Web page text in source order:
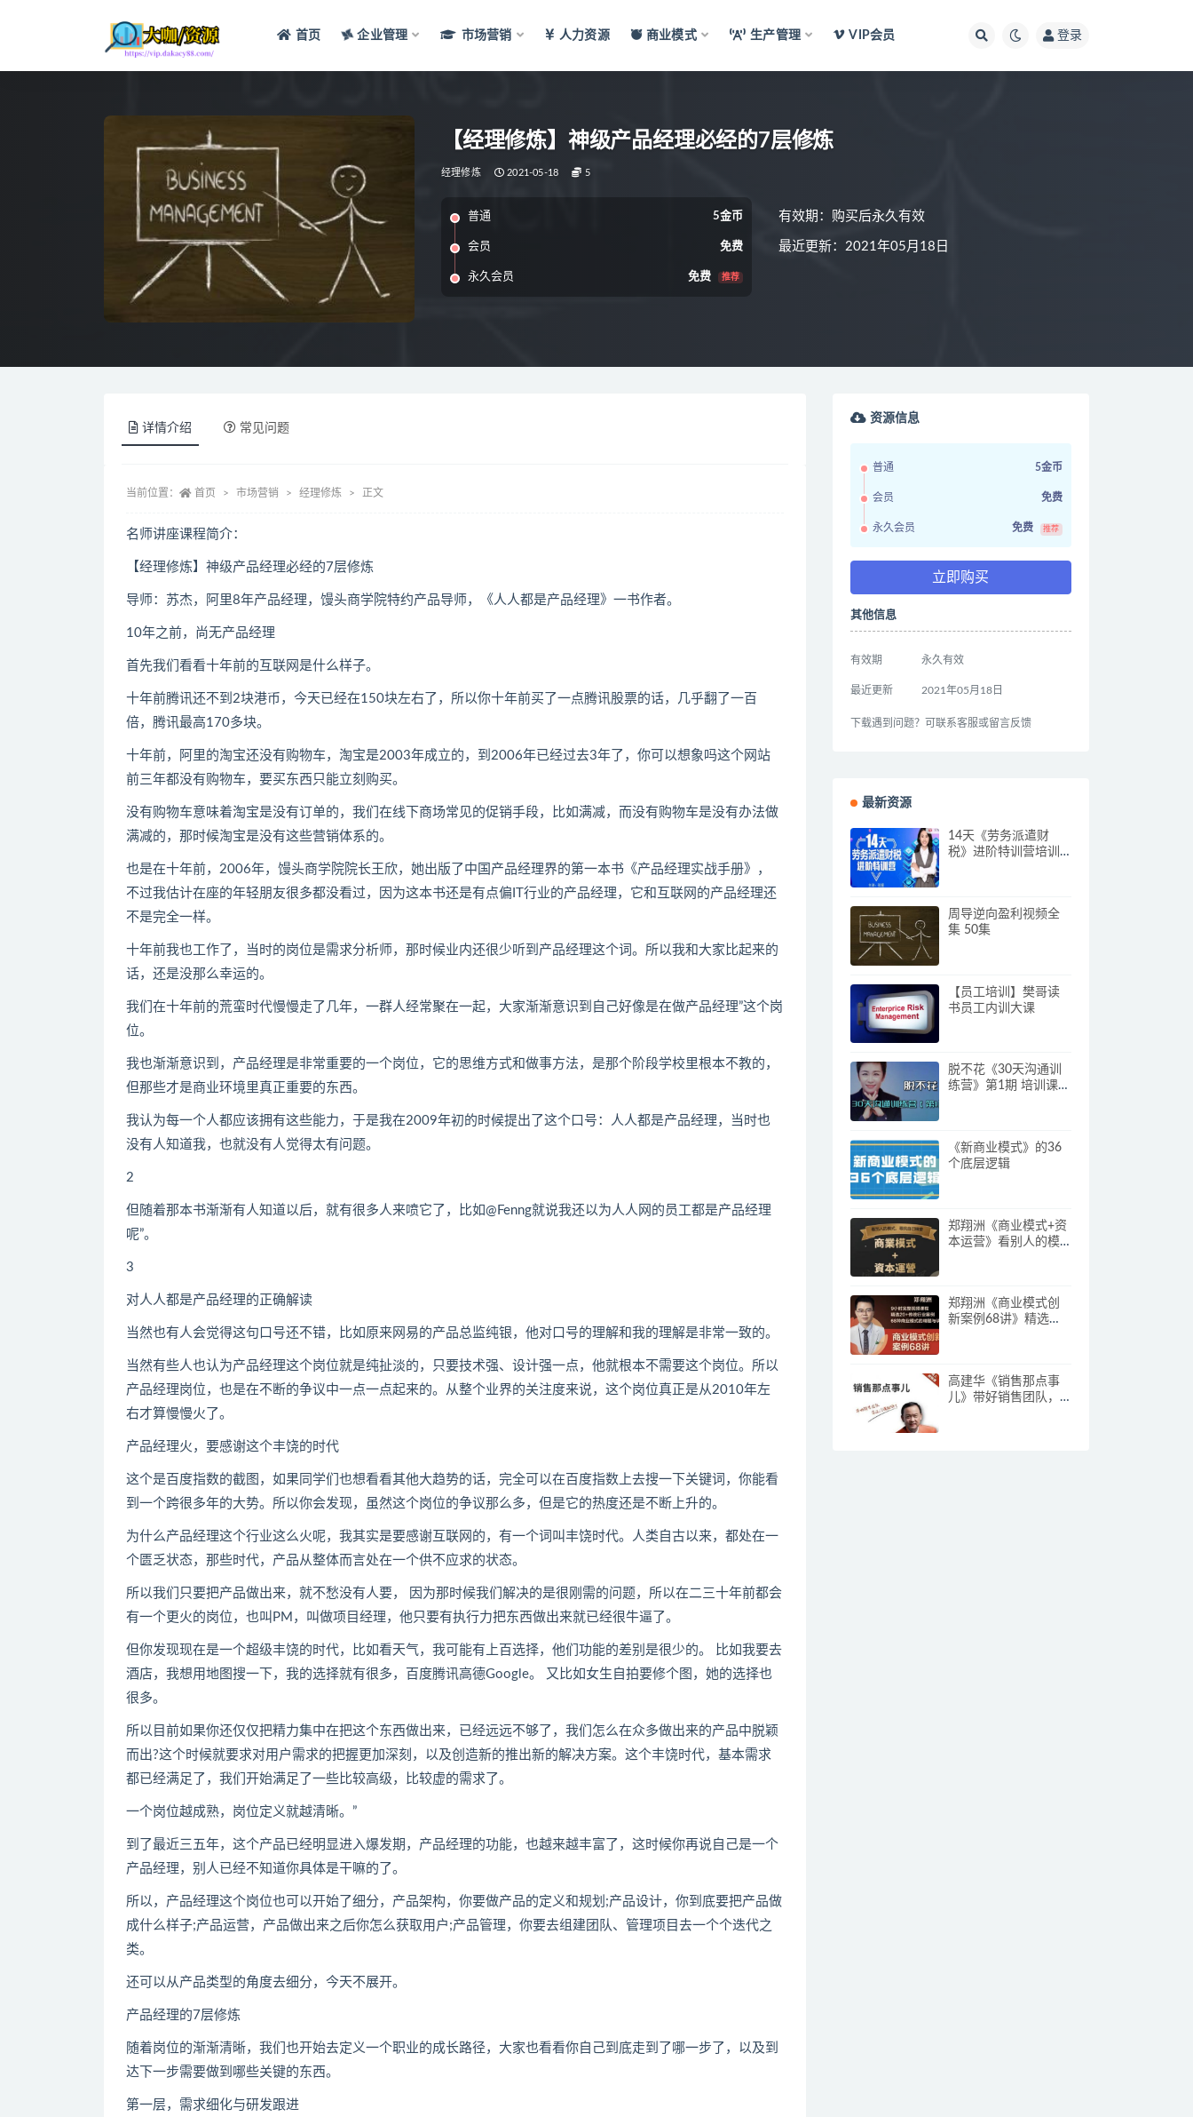
首页 企业管理 市场营销 人力资源 商业模式 生产管理 VIP会员 登录
【经理修炼】神级产品经理必经的7层修炼
经理修炼 2021-05-18 5
普通 5金币
会员 免费
永久会员 免费 推荐
有效期：购买后永久有效
最近更新：2021年05月18日
详情介绍 常见问题
当前位置： 首页 市场营销 经理修炼 正文
名师讲座课程简介：
【经理修炼】神级产品经理必经的7层修炼
导师：苏杰，阿里8年产品经理，馒头商学院特约产品导师，《人人都是产品经理》一书作者。
10年之前，尚无产品经理
首先我们看看十年前的互联网是什么样子。
十年前腾讯还不到2块港币，今天已经在150块左右了，所以你十年前买了一点腾讯股票的话，几乎翻了一百
倍，腾讯最高170多块。
十年前，阿里的淘宝还没有购物车，淘宝是2003年成立的，到2006年已经过去3年了，你可以想象吗这个网站
前三年都没有购物车，要买东西只能立刻购买。
没有购物车意味着淘宝是没有订单的，我们在线下商场常见的促销手段，比如满减，而没有购物车是没有办法做
满减的，那时候淘宝是没有这些营销体系的。
也是在十年前，2006年，馒头商学院院长王欣，她出版了中国产品经理界的第一本书《产品经理实战手册》，
不过我估计在座的年轻朋友很多都没看过，因为这本书还是有点偏IT行业的产品经理，它和互联网的产品经理还
不是完全一样。
十年前我也工作了，当时的岗位是需求分析师，那时候业内还很少听到产品经理这个词。所以我和大家比起来的
话，还是没那么幸运的。
我们在十年前的荒蛮时代慢慢走了几年，一群人经常聚在一起，大家渐渐意识到自己好像是在做产品经理”这个岗
位。
我也渐渐意识到，产品经理是非常重要的一个岗位，它的思维方式和做事方法，是那个阶段学校里根本不教的，
但那些才是商业环境里真正重要的东西。
我认为每一个人都应该拥有这些能力，于是我在2009年初的时候提出了这个口号：人人都是产品经理，当时也
没有人知道我，也就没有人觉得太有问题。
2
但随着那本书渐渐有人知道以后，就有很多人来喷它了，比如@Fenng就说我还以为人人网的员工都是产品经理
呢”。
3
对人人都是产品经理的正确解读
当然也有人会觉得这句口号还不错，比如原来网易的产品总监纯银，他对口号的理解和我的理解是非常一致的。
当然有些人也认为产品经理这个岗位就是纯扯淡的，只要技术强、设计强一点，他就根本不需要这个岗位。所以
产品经理岗位，也是在不断的争议中一点一点起来的。从整个业界的关注度来说，这个岗位真正是从2010年左
右才算慢慢火了。
产品经理火，要感谢这个丰饶的时代
这个是百度指数的截图，如果同学们也想看看其他大趋势的话，完全可以在百度指数上去搜一下关键词，你能看
到一个跨很多年的大势。所以你会发现，虽然这个岗位的争议那么多，但是它的热度还是不断上升的。
为什么产品经理这个行业这么火呢，我其实是要感谢互联网的，有一个词叫丰饶时代。人类自古以来，都处在一
个匮乏状态，那些时代，产品从整体而言处在一个供不应求的状态。
所以我们只要把产品做出来，就不愁没有人要， 因为那时候我们解决的是很刚需的问题，所以在二三十年前都会
有一个更火的岗位，也叫PM，叫做项目经理，他只要有执行力把东西做出来就已经很牛逼了。
但你发现现在是一个超级丰饶的时代，比如看天气，我可能有上百选择，他们功能的差别是很少的。 比如我要去
酒店，我想用地图搜一下，我的选择就有很多，百度腾讯高德Google。 又比如女生自拍要修个图，她的选择也
很多。
所以目前如果你还仅仅把精力集中在把这个东西做出来，已经远远不够了，我们怎么在众多做出来的产品中脱颖
而出?这个时候就要求对用户需求的把握更加深刻，以及创造新的推出新的解决方案。这个丰饶时代，基本需求
都已经满足了，我们开始满足了一些比较高级，比较虚的需求了。
一个岗位越成熟，岗位定义就越清晰。”
到了最近三五年，这个产品已经明显进入爆发期，产品经理的功能，也越来越丰富了，这时候你再说自己是一个
产品经理，别人已经不知道你具体是干嘛的了。
所以，产品经理这个岗位也可以开始了细分，产品架构，你要做产品的定义和规划;产品设计，你到底要把产品做
成什么样子;产品运营，产品做出来之后你怎么获取用户;产品管理，你要去组建团队、管理项目去一个个迭代之
类。
还可以从产品类型的角度去细分，今天不展开。
产品经理的7层修炼
随着岗位的渐渐清晰，我们也开始去定义一个职业的成长路径，大家也看看你自己到底走到了哪一步了，以及到
达下一步需要做到哪些关键的东西。
第一层，需求细化与研发跟进
资源信息
普通 5金币
会员 免费
永久会员 免费 推荐
立即购买
其他信息
有效期 永久有效
最近更新 2021年05月18日
下载遇到问题？可联系客服或留言反馈
最新资源
14天《劳务派遣财
税》进阶特训营培训
周导逆向盈利视频全
集 50集
【员工培训】樊哥读
书员工内训大课
脱不花《30天沟通训
练营》第1期 培训课程
《新商业模式》的36
个底层逻辑
郑翔洲《商业模式+资
本运营》看别人的模
郑翔洲《商业模式创
新案例68讲》精选
高建华《销售那点事
儿》带好销售团队，